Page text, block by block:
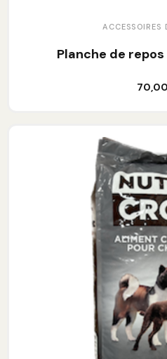
ACCESSOIRES
Planche de
Ajouter au